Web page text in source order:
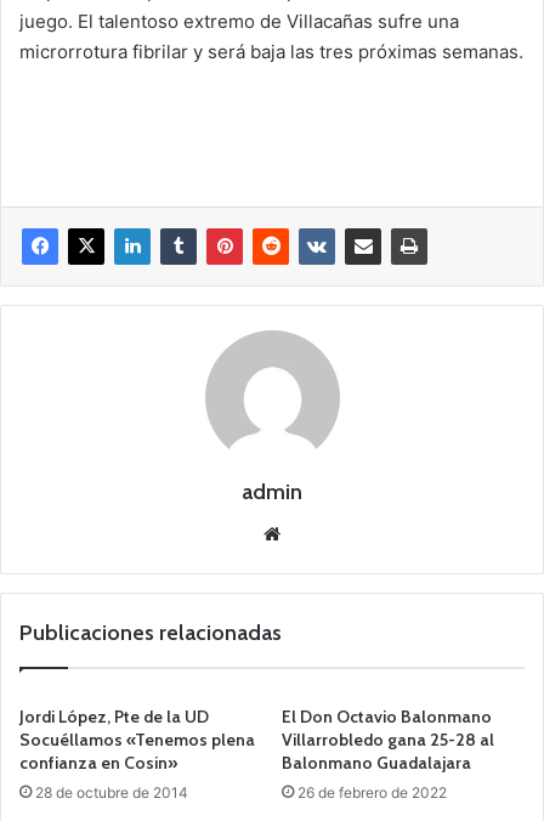
juego. El talentoso extremo de Villacañas sufre una
microrrotura fibrilar y será baja las tres próximas semanas.
admin
we
Publicaciones relacionadas
Jordi López, Pte de la UD
Socuéllamos «Tenemos plena
confianza en Cosin»
28 de octubre de 2014
El Don Octavio Balonmano
Villarrobledo gana 25-28 al
Balonmano Guadalajara
26 de febrero de 2022